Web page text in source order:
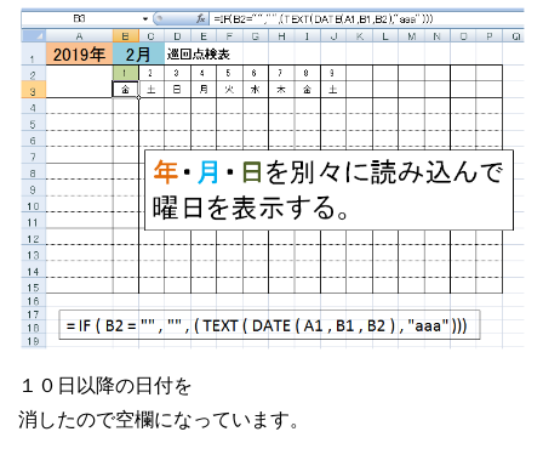
１０日以降の日付を
消したので空欄になっています。